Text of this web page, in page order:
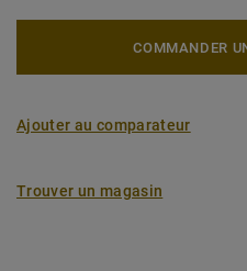
COMMANDER
Ajouter au comparateur
Trouver un magasin